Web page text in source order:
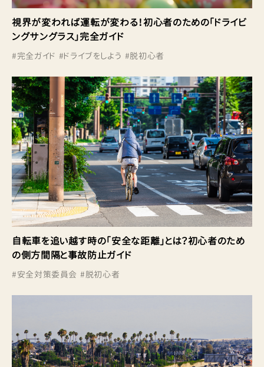
視界が変われば運転が変わる！初心者のための「ドライビ
ングサングラス」完全ガイド
#完全ガイド #ドライブをしよう #脱初心者
自転車を追い越す時の「安全な距離」とは？初心者のため
の側方間隔と事故防止ガイド
#安全対策委員会 #脱初心者